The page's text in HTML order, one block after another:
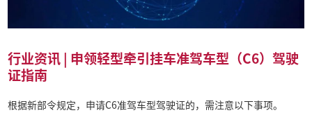
行业资讯 | 申领轻型牵引挂车准驾车型（C6）驾驶
证指南
根据新部令规定，申请C6准驾车型驾驶证的，需注意以下事项。